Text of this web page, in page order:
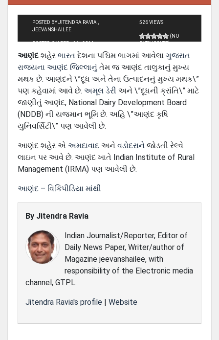
POSTED BY JITENDRA RAVIA ,
JEEVANSHAILEE
POSTED ON FEB - 16 - 2014
526 VIEWS
(NO
RATINGS YET)
આણંદ શહેર ભારત દેશના પશ્ચિમ ભાગમાં આવેલા ગુજરાત
રાજ્યના આણંદ જિલ્લાનું તેમ જ આણંદ તાલુકાનું મુખ્ય
મથક છે. આણંદને \”દૂધ અને તેના ઉત્પાદનનું મુખ્ય મથક\”
પણ કહેવામાં આવે છે. અમૂલ ડેરી અને \”દૂધની ક્રાંતિ\” માટે
જાણીતું આણંદ, National Dairy Development Board
(NDDB) ની યજમાન ભૂમિ છે. અહિ \”આણંદ કૃષિ
યુનિવર્સિટી\” પણ આવેલી છે.
આણંદ શહેર એ અમદાવાદ અને વડોદરાને જોડતી રેલ્વે
લાઇન પર આવે છે. આણંદ ખાતે Indian Institute of Rural
Management (IRMA) પણ આવેલી છે.
આણંદ – વિકિપીડિયા માંથી
By Jitendra Ravia
Indian Journalist/Reporter, Editor of
Daily News Paper, Writer/author of
Magazine jeevanshailee, with
responsibility of the Electronic media
channel, GTPL.
Jitendra Ravia's profile | Website